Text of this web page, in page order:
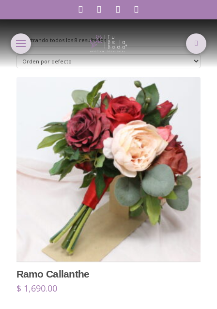
Mostrando todos los 8 resultados
Ramo Callanthe
$ 1,690.00